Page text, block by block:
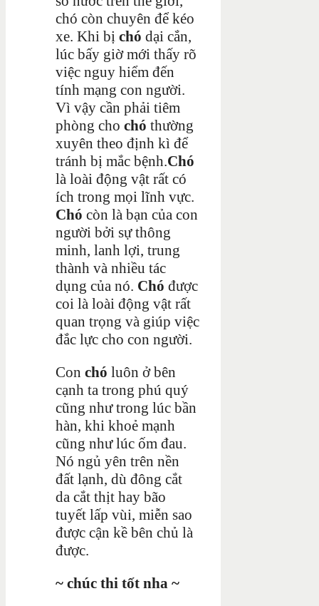
chó còn chuyên để kéo
xe. Khi bị chó dại cắn,
lúc bấy giờ mới thấy rõ
việc nguy hiểm đến
tính mạng con người.
Vì vậy cần phải tiêm
phòng cho chó thường
xuyên theo định kì để
tránh bị mắc bệnh.Chó
là loài động vật rất có
ích trong mọi lĩnh vực.
Chó còn là bạn của con
người bởi sự thông
minh, lanh lợi, trung
thành và nhiều tác
dụng của nó. Chó được
coi là loài động vật rất
quan trọng và giúp việc
đắc lực cho con người.
Con chó luôn ở bên
cạnh ta trong phú quý
cũng như trong lúc bần
hàn, khi khoẻ mạnh
cũng như lúc ốm đau.
Nó ngủ yên trên nền
đất lạnh, dù đông cắt
da cắt thịt hay bão
tuyết lấp vùi, miễn sao
được cận kề bên chủ là
được.
~ chúc thi tốt nha ~